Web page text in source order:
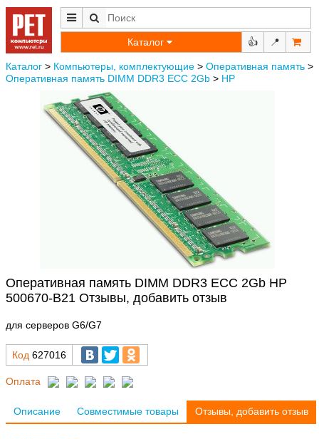
Каталог 👍 📍
Каталог > Компьютеры, комплектующие > Оперативная память >
Оперативная память DIMM DDR3 ECC 2Gb > HP
Оперативная память DIMM DDR3 ECC 2Gb HP
500670-B21 Отзывы, добавить отзыв
для серверов G6/G7
Код 627016
Оплата
Описание Совместимые товары Отзывы, добавить отзыв